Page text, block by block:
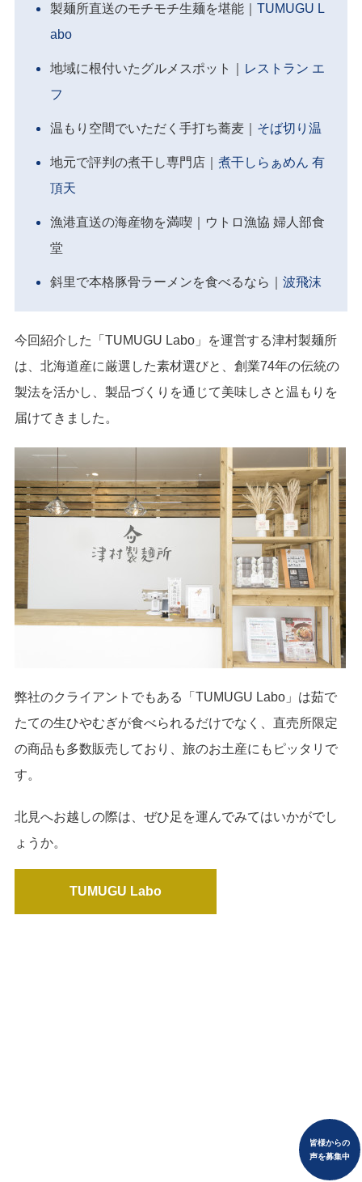
製麺所直送のモチモチ生麺を堪能｜ TUMUGU L
abo
地域に根付いたグルメスポット｜
レストラン エ
フ
温もり空間でいただく手打ち蕎麦｜ そば切り温
地元で評判の煮干し専門店｜ 煮干しらぁめん 有
頂天
漁港直送の海産物を満喫｜ウトロ漁協 婦人部食
堂
斜里で本格豚骨ラーメンを食べるなら｜ 波飛沫
今回紹介した「TUMUGU Labo」を運営する津村製麺所
は、北海道産に厳選した素材選びと、創業74年の伝統の
製法を活かし、製品づくりを通じて美味しさと温もりを
届けてきました。
弊社のクライアントでもある「TUMUGU Labo」は茹で
たての生ひやむぎが食べられるだけでなく、直売所限定
の商品も多数販売しており、旅のお土産にもピッタリで
す。
北見へお越しの際は、ぜひ足を運んでみてはいかがでし
ょうか。
TUMUGU Labo
皆様からの
声を募集中